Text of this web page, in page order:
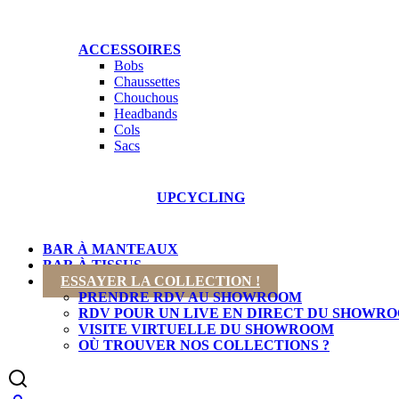
ACCESSOIRES
Bobs
Chaussettes
Chouchous
Headbands
Cols
Sacs
UPCYCLING
BAR À MANTEAUX
BAR À TISSUS
ESSAYER LA COLLECTION !
PRENDRE RDV AU SHOWROOM
RDV POUR UN LIVE EN DIRECT DU
VISITE VIRTUELLE DU SHOWROOM
OÙ TROUVER NOS COLLECTIONS ?